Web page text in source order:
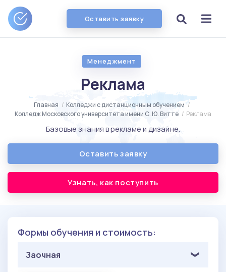
Оставить заявку
Менеджмент
Реклама
Главная / Колледжи с дистанционным обучением /
Колледж Московского университета имени С. Ю. Витте / Реклама
Базовые знания в рекламе и дизайне.
Оставить заявку
Узнать, как поступить
Формы обучения и стоимость:
Заочная